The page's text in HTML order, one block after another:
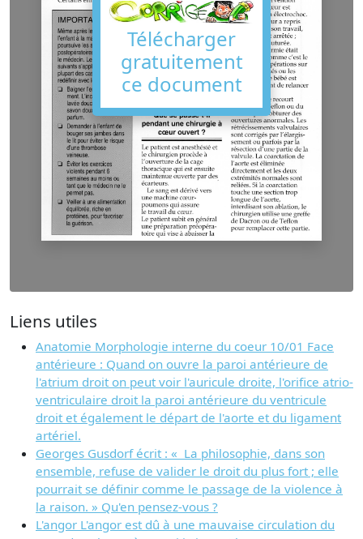
Télécharger
gratuitement
ce document
Liens utiles
Anatomie Morphologie interne du coeur 10/01 Face
antérieure : Quand on ouvre la paroi antérieure de
l'atrium droit on peut voir l'auricule droite, l'orifice atrio-
ventriculaire droit la paroi antérieure du ventricule
droit et également le départ de l'aorte et du ligament
artériel.
Georges Gusdorf écrit : « La philosophie, dans son
ensemble, refuse de valider le droit du plus fort ; elle
pourrait se définir comme le passage de la violence à
la raison. » Qu'en pensez-vous ?
L'angor L'angor est dû à une mauvaise circulation du